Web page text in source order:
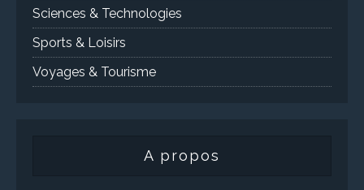
Sciences & Technologies
Sports & Loisirs
Voyages & Tourisme
A propos